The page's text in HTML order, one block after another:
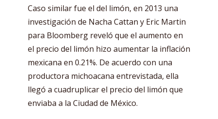
Caso similar fue el del limón, en 2013 una
investigación de Nacha Cattan y Eric Martin
para Bloomberg reveló que el aumento en
el precio del limón hizo aumentar la inflación
mexicana en 0.21%. De acuerdo con una
productora michoacana entrevistada, ella
llegó a cuadruplicar el precio del limón que
enviaba a la Ciudad de México.